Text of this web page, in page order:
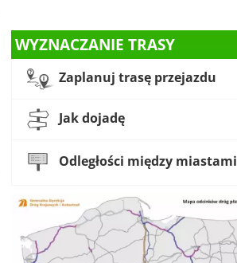
WYZNACZANIE TRASY
Zaplanuj trasę przejazdu
Jak dojadę
Odległości między miastami